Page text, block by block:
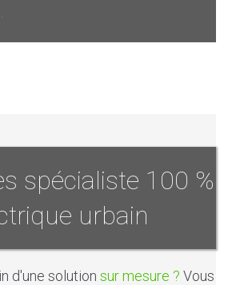
spécialiste 100 %
urbain
d'une solution sur mesure ? Vous